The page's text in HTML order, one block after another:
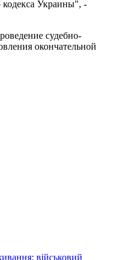
кодекса Украины", -
судебно-
окончательной